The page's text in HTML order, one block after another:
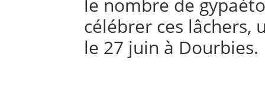
le nombre de
célébrer ces lâchers,
le 27 juin à Dourbies.